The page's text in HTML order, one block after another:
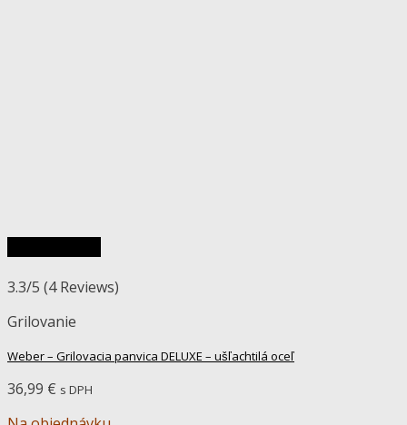
3.3/5 (4 Reviews)
Grilovanie
Weber – Grilovacia panvica DELUXE – ušľachtilá oceľ
36,99 € s DPH